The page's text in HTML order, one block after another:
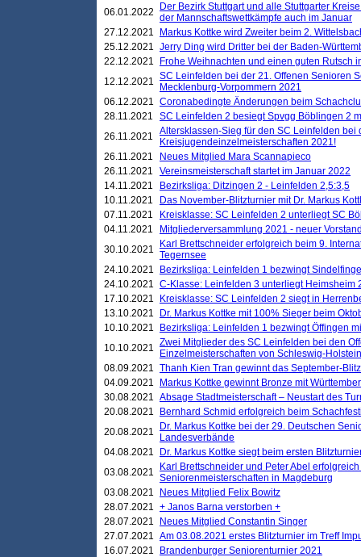
06.01.2022
Der Bezirk Stuttgart und alle Stuttgarter
der Mannschaftswettkämpfe auch im Januar
27.12.2021
Markus Kottke wird Zweiter beim 2.
25.12.2021 Jerry Ding wird Dritter bei der Baden-
22.12.2021
Frohe Weihnachten und einen guten Rutsch
12.12.2021 SC Leinfelden bei der 21. Offenen Senioren
Mecklenburg-Vorpommern 2021
06.12.2021 Coronabedingte Änderungen beim
28.11.2021
SC Leinfelden 2 besiegt Spvgg Böblingen 2
26.11.2021
Altersklassen-Sieg für den SC Leinfelden bei
Kreisjugendeinzelmeisterschaften 2021!
26.11.2021
Neues Mitglied Mara Scannapieco
26.11.2021
Vereinsmeisterschaft startet im Januar 2022
14.11.2021
Bezirksliga: Ditzingen 2 - Leinfelden 2,5:3,5
10.11.2021
Das November-Blitzturnier mit Dr. Markus
07.11.2021
Kreisklasse: SC Leinfelden 2 unterliegt SC
04.11.2021
Mitgliederversammlung 2021 - neuer
30.10.2021
Karl Brettschneider erfolgreich beim 9.
Tegernsee
24.10.2021
Bezirksliga: Leinfelden 1 bezwingt
24.10.2021 C-Klasse: Leinfelden 3 unterliegt Heimsheim
17.10.2021
Kreisklasse: SC Leinfelden 2 siegt in
13.10.2021
Dr. Markus Kottke mit 100% Sieger beim
10.10.2021
Bezirksliga: Leinfelden 1 bezwingt Öffingen
10.10.2021 Zwei Mitglieder des SC Leinfelden bei den
Einzelmeisterschaften von Schleswig-
08.09.2021 Thanh Kien Tran gewinnt das September-
04.09.2021
Markus Kottke gewinnt Bronze mit
30.08.2021 Absage Stadtmeisterschaft – Neustart des
20.08.2021
Bernhard Schmid erfolgreich beim
20.08.2021
Dr. Markus Kottke bei der 29. Deutschen
Landesverbände
04.08.2021
Dr. Markus Kottke siegt beim ersten
03.08.2021
Karl Brettschneider und Peter Abel
Seniorenmeisterschaften in Magdeburg
03.08.2021
Neues Mitglied Felix Bowitz
28.07.2021 + Janos Barna verstorben +
28.07.2021
Neues Mitglied Constantin Singer
27.07.2021 Am 03.08.2021 erstes Blitzturnier im Treff
16.07.2021
Brandenburger Seniorenturnier 2021